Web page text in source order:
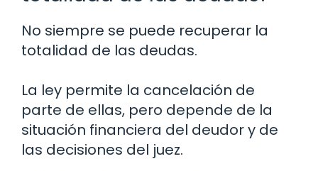
No siempre se puede recuperar la
totalidad de las deudas.
La ley permite la cancelación de
parte de ellas, pero depende de la
situación financiera del deudor y de
las decisiones del juez.